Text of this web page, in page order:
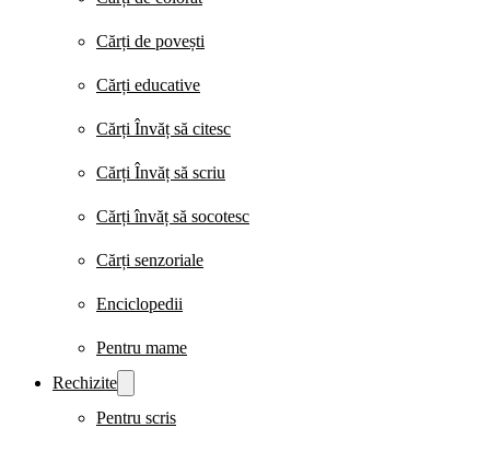
Cărți de povești
Cărți educative
Cărți Învăț să citesc
Cărți Învăț să scriu
Cărți învăț să socotesc
Cărți senzoriale
Enciclopedii
Pentru mame
Rechizite
Pentru scris